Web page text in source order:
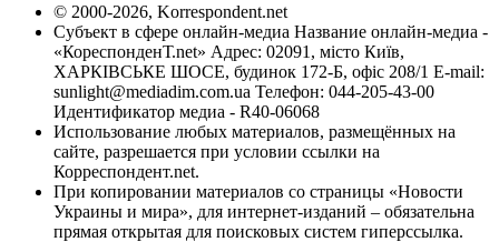
© 2000-2026, Korrespondent.net
Субъект в сфере онлайн-медиа Название онлайн-медиа -
«КореспонденТ.net» Адрес: 02091, місто Київ,
ХАРКІВСЬКЕ ШОСЕ, будинок 172-Б, офіс 208/1 E-mail:
sunlight@mediadim.com.ua Телефон: 044-205-43-00
Идентификатор медиа - R40-06068
Использование любых материалов, размещённых на
сайте, разрешается при условии ссылки на
Корреспондент.net.
При копировании материалов со страницы «Новости
Украины и мира», для интернет-изданий – обязательна
прямая открытая для поисковых систем гиперссылка.